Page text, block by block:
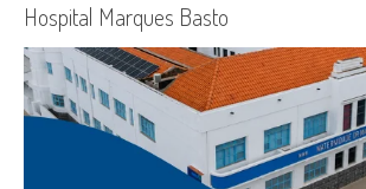
Hospital Marques Basto